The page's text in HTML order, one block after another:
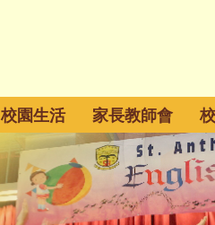
校園生活 家長教師會